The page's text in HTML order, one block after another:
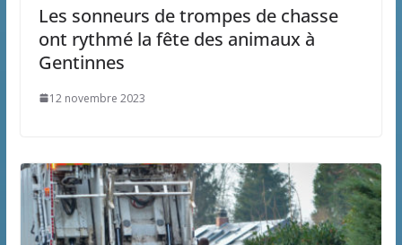
Les sonneurs de trompes de chasse
ont rythmé la fête des animaux à
Gentinnes
12 novembre 2023